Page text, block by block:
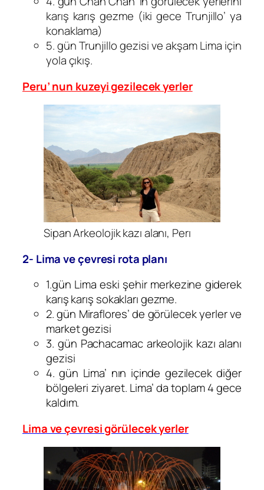
karış karış gezme (iki gece Trunjillo’ ya
konaklama)
5. gün Trunjillo gezisi ve akşam Lima için
yola çıkış.
Peru’ nun kuzeyi gezilecek yerler
Sipan Arkeolojik kazı alanı, Perı
2- Lima ve çevresi rota planı
1.gün Lima eski şehir merkezine giderek
karış karış sokakları gezme.
2. gün Miraflores’ de görülecek yerler ve
market gezisi
3. gün Pachacamac arkeolojik kazı alanı
gezisi
4. gün Lima’ nın içinde gezilecek diğer
bölgeleri ziyaret. Lima’ da toplam 4 gece
kaldım.
Lima ve çevresi görülecek yerler